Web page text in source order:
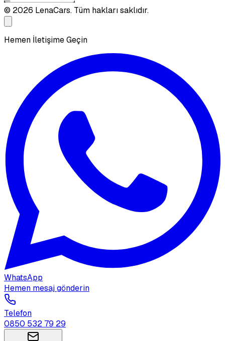
© 2026 LenaCars. Tüm hakları saklıdır.
Hemen İletişime Geçin
WhatsApp
Hemen mesaj gönderin
Telefon
0850 532 79 29